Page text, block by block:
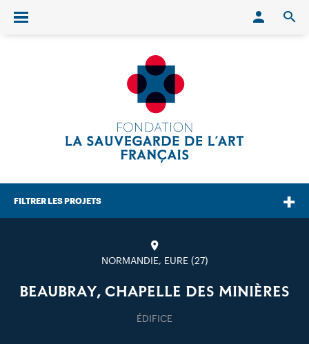
Ouvrir/fermer le menu
FILTRER LES PROJETS
NORMANDIE, EURE (27)
BEAUBRAY, CHAPELLE DES MINIÈRES
ÉDIFICE